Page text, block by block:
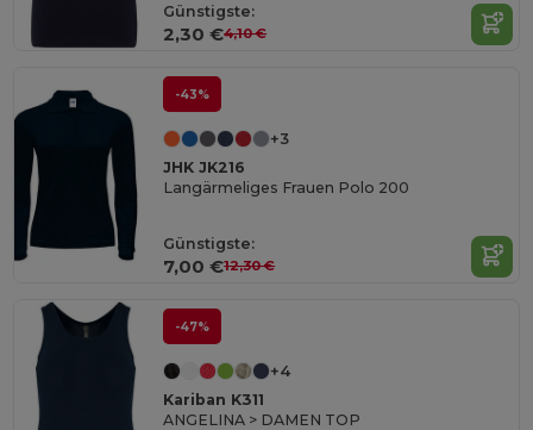
Günstigste:
2,30 €4,10 €
-43%
+3
JHK JK216
Langärmeliges Frauen Polo 200
Günstigste:
7,00 €12,30 €
-47%
+4
Kariban K311
ANGELINA > DAMEN TOP